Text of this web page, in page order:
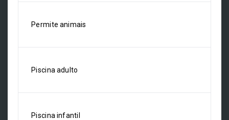
Permite animais
Piscina adulto
Piscina infantil